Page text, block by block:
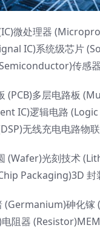
微处理器
IC)系统级芯片
传感
(PCB)多层电路板
IC)逻辑电路
无线充电电路物
(Wafer)光刻技术
Packaging)3D
砷化镓
阻器